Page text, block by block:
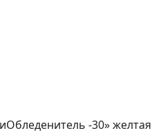
-30» желтая